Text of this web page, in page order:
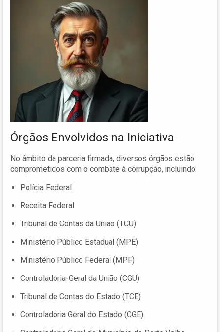
Órgãos Envolvidos na Iniciativa
No âmbito da parceria firmada, diversos órgãos estão
comprometidos com o combate à corrupção, incluindo:
Polícia Federal
Receita Federal
Tribunal de Contas da União (TCU)
Ministério Público Estadual (MPE)
Ministério Público Federal (MPF)
Controladoria-Geral da União (CGU)
Tribunal de Contas do Estado (TCE)
Controladoria Geral do Estado (CGE)